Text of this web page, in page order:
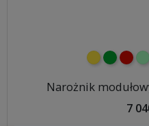
żółtyzielony
Narożnik
7